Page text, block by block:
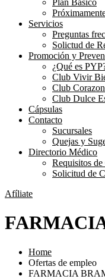
Plan Básico
Servicios
Preguntas
Solictud de
Promoción y
¿Qué es
Club Vivir
Club
Club Dulce
Cápsulas
Contacto
Sucursales
Quejas y
Directorio Médico
Requisitos
Solicitud de
Afíliate
Home
Ofertas de empleo
FARMACIA